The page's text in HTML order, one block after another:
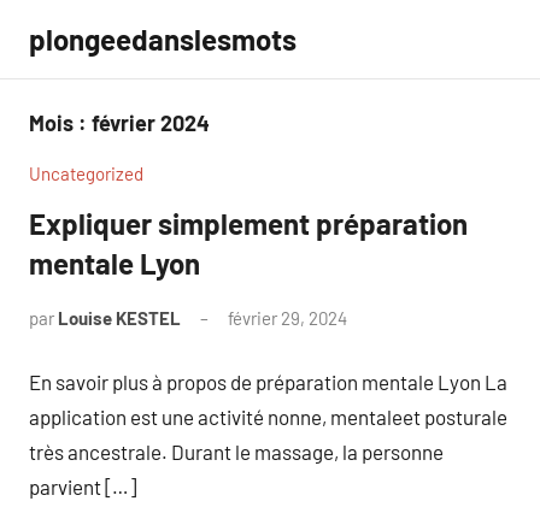
contenu
plongeedanslesmots
Mois : février 2024
Uncategorized
Expliquer simplement préparation
mentale Lyon
par Louise KESTEL février 29, 2024
En savoir plus à propos de préparation mentale Lyon La
application est une activité nonne, mentaleet posturale
très ancestrale. Durant le massage, la personne
parvient […]